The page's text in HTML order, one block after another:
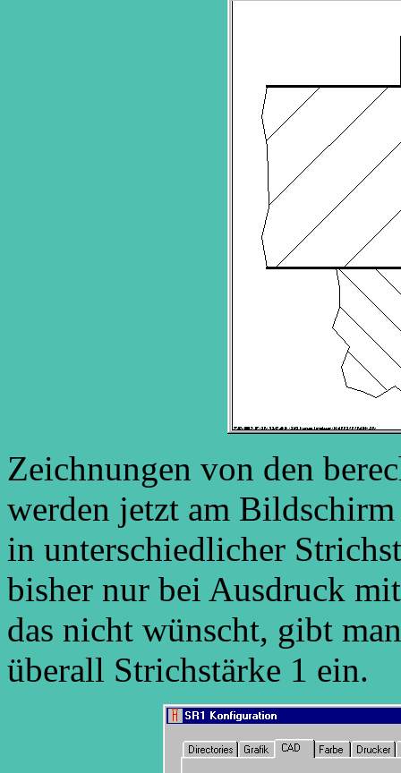
Zeichnungen von den
werden jetzt am
in unterschiedlicher
bisher nur bei Ausdruck
das nicht wünscht, gibt
überall Strichstärke 1 ein.